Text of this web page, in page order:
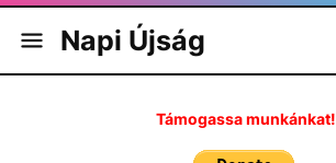
Napi Újság
Támogassa munkánkat!